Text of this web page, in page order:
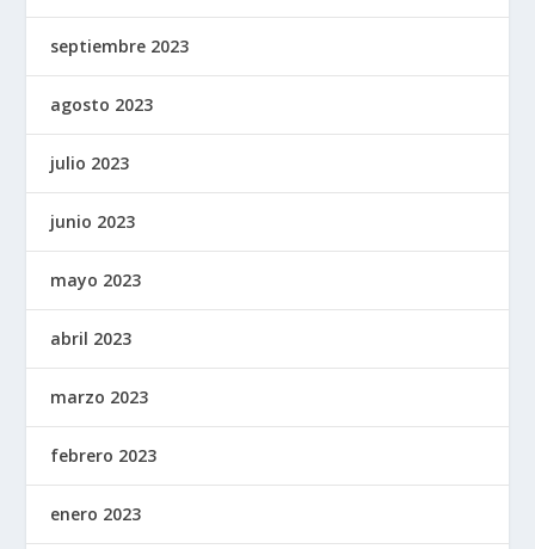
septiembre 2023
agosto 2023
julio 2023
junio 2023
mayo 2023
abril 2023
marzo 2023
febrero 2023
enero 2023